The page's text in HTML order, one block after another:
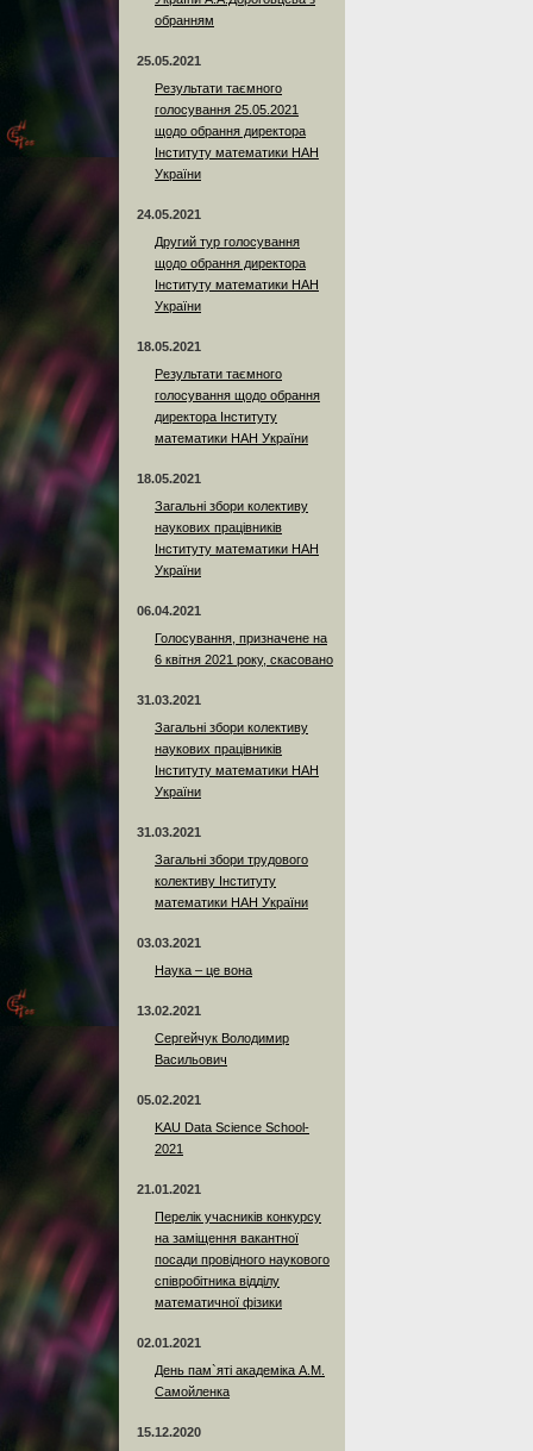
обранням
25.05.2021
Результати таємного
голосування 25.05.2021
щодо обрання директора
Інституту математики НАН
України
24.05.2021
Другий тур голосування
щодо обрання директора
Інституту математики НАН
України
18.05.2021
Результати таємного
голосування щодо обрання
директора Інституту
математики НАН України
18.05.2021
Загальні збори колективу
наукових працівників
Інституту математики НАН
України
06.04.2021
Голосування, призначене на
6 квітня 2021 року, скасовано
31.03.2021
Загальні збори колективу
наукових працівників
Інституту математики НАН
України
31.03.2021
Загальні збори трудового
колективу Інституту
математики НАН України
03.03.2021
Наука – це вона
13.02.2021
Сергейчук Володимир
Васильович
05.02.2021
KAU Data Science School-
2021
21.01.2021
Перелік учасників конкурсу
на заміщення вакантної
посади провідного наукового
співробітника відділу
математичної фізики
02.01.2021
День пам`яті академіка А.М.
Самойленка
15.12.2020